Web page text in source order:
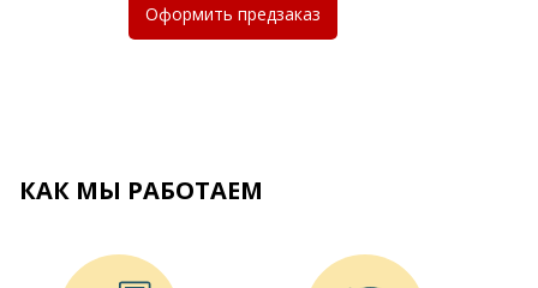
Оформить предзаказ
КАК МЫ РАБОТАЕМ